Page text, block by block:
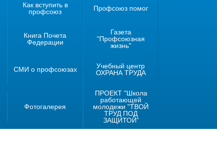
Как вступить в
профсоюз
Профсоюз помог
Книга Почета
Федерации
Газета
"Профсоюзная
жизнь"
СМИ о профсоюзах
Учебный центр
ОХРАНА ТРУДА
Фотогалерея
ПРОЕКТ "Школа
работающей
молодежи "ТВОЙ
ТРУД ПОД
ЗАЩИТОЙ"